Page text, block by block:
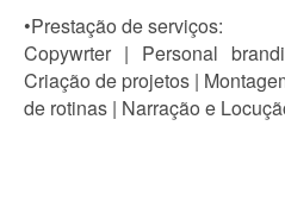
•Prestação de serviços:
Copywrter | Personal
Criação de projetos |
de rotinas | Narração e